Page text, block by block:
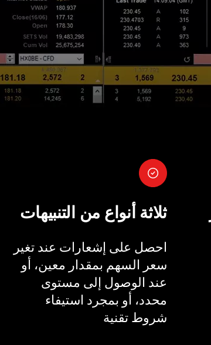
ثلاثة أنواع من التنبيهات
احصل على إشعارات عند تغير
سعر السهم بمقدار معين، أو
عند الوصول إلى مستوى
محدد، أو بمجرد استيفاء
شروط تقنية